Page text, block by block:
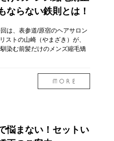
ならない鉄則とは！
は、表参道/原宿のヘアサロン
ストの山崎（やまざき）が、
染む前髪だけのメンズ縮毛矯
悩まない！セットい